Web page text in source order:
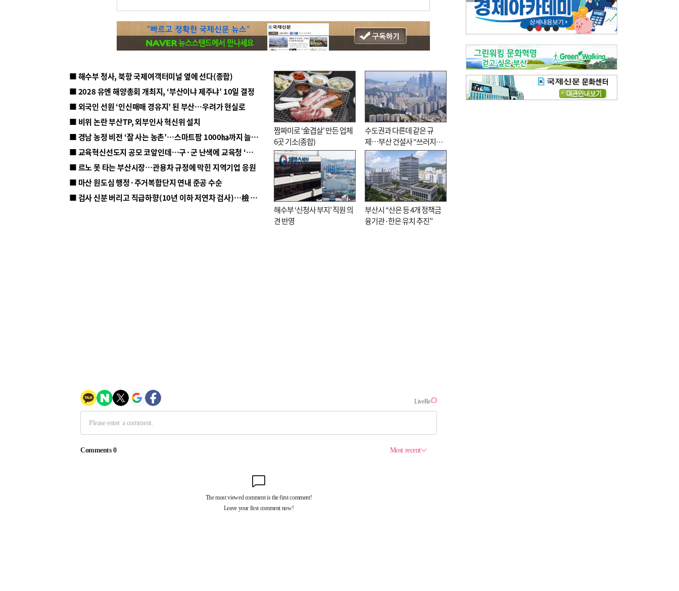
■ 해수부 청사, 북항 국제여객터미널 옆에 선다(종합)
■ 2028 유엔 해양총회 개최지, ‘부산이냐 제주냐’ 10일 결정
■ 외국인 선원 ‘인신매매 경유지’ 된 부산…우려가 현실로
■ 비위 논란 부산TP, 외부인사 혁신위 설치
■ 경남 농정 비전 ‘잘 사는 농촌’…스마트팜 1000㏊까지 늘린다
■ 교육혁신선도지 공모 코앞인데…구·군 난색에 교육청 ‘쩔쩔’
■ 르노 못 타는 부산시장…관용차 규정에 막힌 지역기업 응원
■ 마산 원도심 행정·주거복합단지 연내 준공 수순
■ 검사 신분 버리고 직급하향(10년 이하 저연차 검사)…檢 중수청행 기피
짬짜미로 ‘金겹살’ 만든 업체
6곳 기소(종합)
수도권과 다른데 같은 규
제…부산 건설사 “쓰러지기
직전”
해수부 ‘신청사 부지’ 직원 의
견 반영
부산시 “산은 등 4개 정책금
융기관·한은 유치 추진”